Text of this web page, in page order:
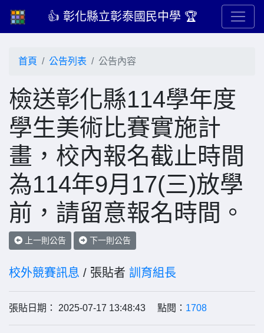
👍 彰化縣立彰泰國民中學 🏆
首頁 公告列表 公告內容
檢送彰化縣114學年度
學生美術比賽實施計
畫，校內報名截止時間
為114年9月17(三)放學
前，請留意報名時間。
上一則公告 下一則公告
校外競賽訊息 / 張貼者 訓育組長
張貼日期： 2025-07-17 13:48:43 點閱： 1708